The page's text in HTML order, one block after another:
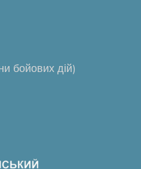
бойових дій)